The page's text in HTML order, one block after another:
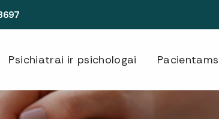
Psichiatrai ir psichologai Pacientams